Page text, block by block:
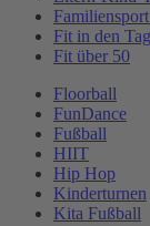
Fit in den Tag
Fit über 50
Floorball
FunDance
Fußball
HIIT
Hip Hop
Kinderturnen
Kita Fußball